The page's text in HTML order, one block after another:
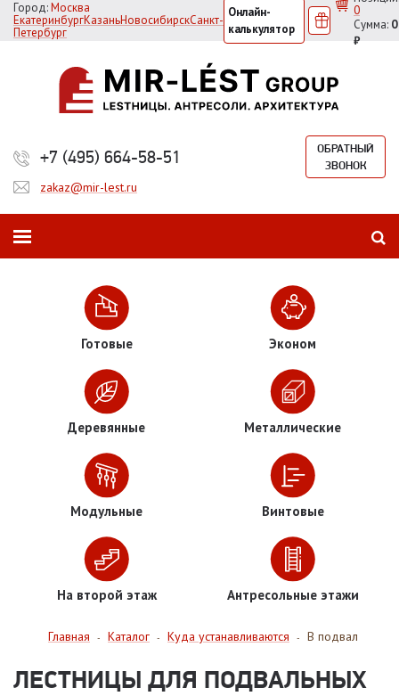
Город:Москва
ЕкатеринбургКазаньНовосибирскСанкт-
Петербург
Онлайн-
калькулятор
0
Сумма: 0
₽
+7 (495) 664-58-51
ОБРАТНЫЙ
ЗВОНОК
zakaz@mir-lest.ru
Готовые Эконом
Деревянные Металлические
Модульные Винтовые
На второй этаж Антресольные этажи
Главная - Каталог - Куда устанавливаются - В подвал
ЛЕСТНИЦЫ ДЛЯ ПОДВАЛЬНЫХ